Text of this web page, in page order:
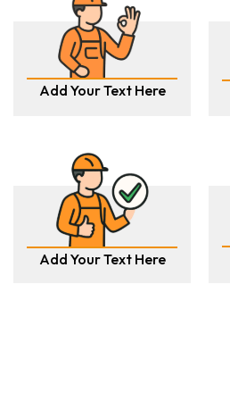
Add Your Text Here
Add Your Text Here